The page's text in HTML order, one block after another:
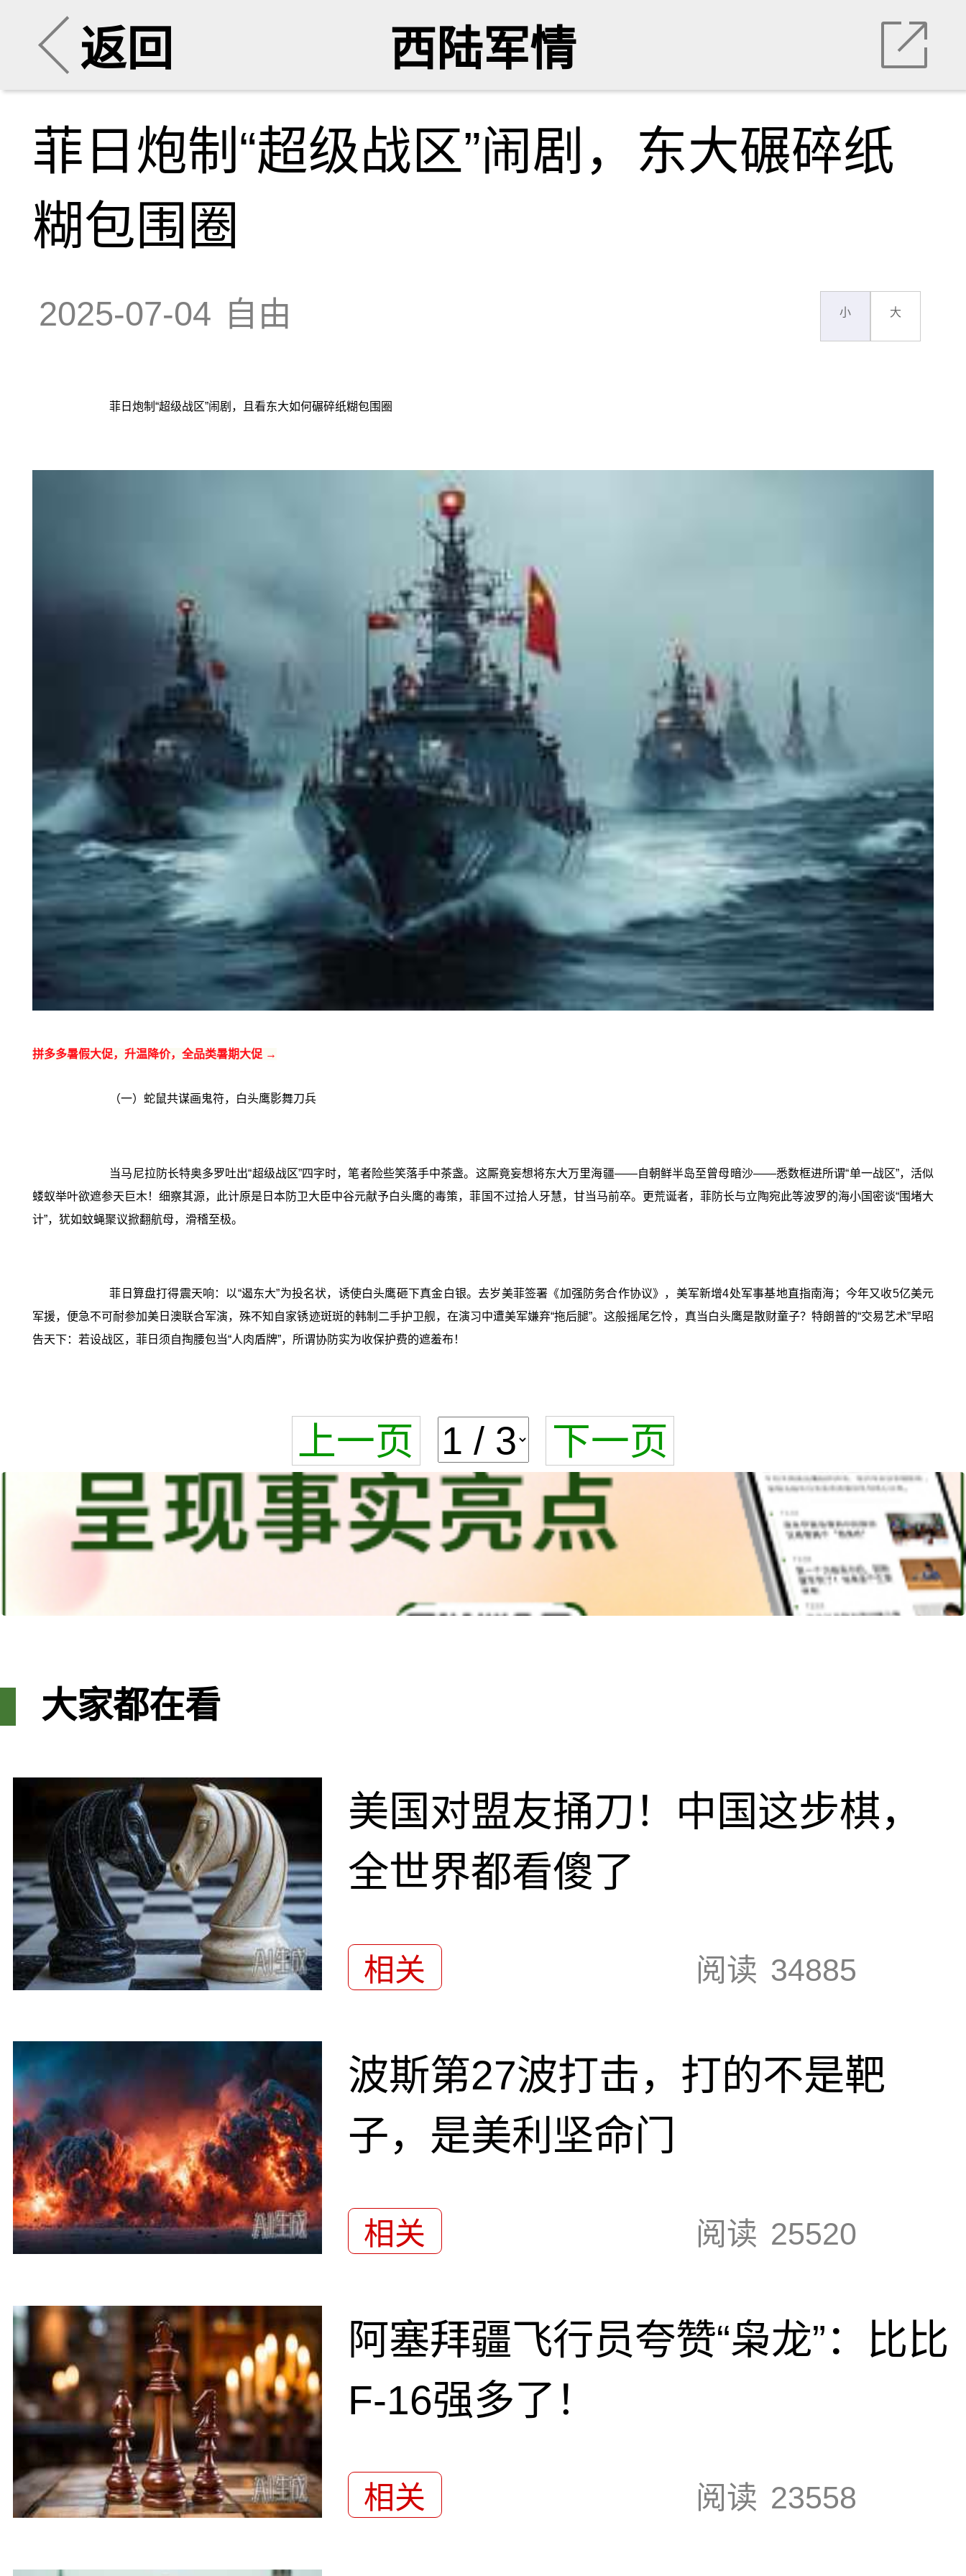
返回 西陆军情
菲日炮制“超级战区”闹剧，东大碾碎纸
糊包围圈
2025-07-04 自由 小 大
菲日炮制“超级战区”闹剧，且看东大如何碾碎纸糊包围圈
拼多多暑假大促，升温降价，全品类暑期大促 →
（一）蛇鼠共谋画鬼符，白头鹰影舞刀兵
当马尼拉防长特奥多罗吐出“超级战区”四字时，笔者险些笑落手中茶盏。这厮竟妄想将东大万里海疆——自朝鲜半岛至曾母暗沙——悉数框进所谓“单一战区”，活似
蝼蚁举叶欲遮参天巨木！细察其源，此计原是日本防卫大臣中谷元献予白头鹰的毒策，菲国不过拾人牙慧，甘当马前卒。更荒诞者，菲防长与立陶宛此等波罗的海小国密谈“围堵大
计”，犹如蚊蝇聚议掀翻航母，滑稽至极。
菲日算盘打得震天响：以“遏东大”为投名状，诱使白头鹰砸下真金白银。去岁美菲签署《加强防务合作协议》，美军新增4处军事基地直指南海；今年又收5亿美元
军援，便急不可耐参加美日澳联合军演，殊不知自家锈迹斑斑的韩制二手护卫舰，在演习中遭美军嫌弃“拖后腿”。这般摇尾乞怜，真当白头鹰是散财童子？特朗普的“交易艺术”早昭
告天下：若设战区，菲日须自掏腰包当“人肉盾牌”，所谓协防实为收保护费的遮羞布！
上一页 下一页
大家都在看
美国对盟友捅刀！中国这步棋，
全世界都看傻了
相关 阅读 34885
波斯第27波打击，打的不是靶
子，是美利坚命门
相关 阅读 25520
阿塞拜疆飞行员夸赞“枭龙”：比比
F-16强多了！
相关 阅读 23558